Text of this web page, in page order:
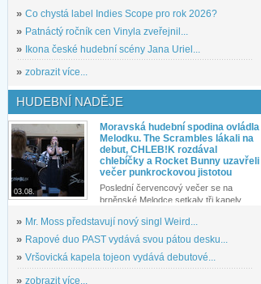
» Co chystá label Indies Scope pro rok 2026?
» Patnáctý ročník cen Vinyla zveřejnil...
» Ikona české hudební scény Jana Uriel...
» zobrazit více...
HUDEBNÍ NADĚJE
03.08.
Moravská hudební spodina ovládla
Melodku. The Scrambles lákali na
debut, CHLEB!K rozdával
chlebíčky a Rocket Bunny uzavřeli
večer punkrockovou jistotou
Poslední červencový večer se na
brněnské Melodce setkaly tři kapely...
» Mr. Moss představují nový singl Weird...
» Rapové duo PAST vydává svou pátou desku...
» Vršovická kapela tojeon vydává debutové...
» zobrazit více...